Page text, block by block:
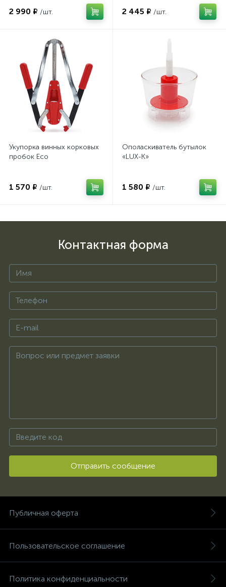
2 990 ₽ /шт. 2 445 ₽ /шт.
Укупорка винных корковых
пробок Eco
1 570 ₽ /шт.
Ополаскиватель бутылок
«LUX-K»
1 580 ₽ /шт.
Контактная форма
Отправить сообщение
Публичная оферта
Пользовательское соглашение
Политика конфиденциальности